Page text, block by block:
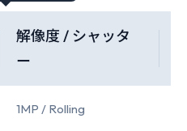
解像度 / シャッタ
ー
1MP / Rolling